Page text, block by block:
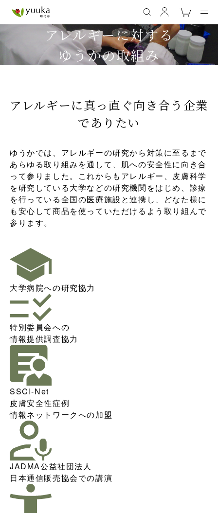
アレルギーに対する
ゆうかの取組み
アレルギーに真っ直ぐ向き合う企業
でありたい
ゆうかでは、アレルギーの研究から対策に至るまで
あらゆる取り組みを通して、肌への安全性に向き合
って参りました。これからもアレルギー、皮膚科学
を研究している大学などの研究機関をはじめ、診療
を行っている全国の医療施設と連携し、どなた様に
も安心して商品を使っていただけるよう取り組んで
参ります。
大学病院への研究協力
特別委員会への
情報提供調査協力
SSCI-Net
皮膚安全性症例
情報ネットワークへの加盟
JADMA公益社団法人
日本通信販売協会での講演